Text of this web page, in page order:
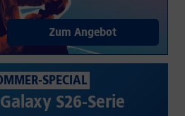
Zum Angebot
SPECIAL
S26-Serie